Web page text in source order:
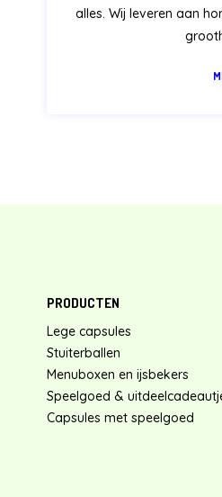
alles. Wij leveren aan
PRODUCTEN
Lege capsules
Stuiterballen
Menuboxen en ijsbekers
Speelgoed &
Capsules met speelgoed